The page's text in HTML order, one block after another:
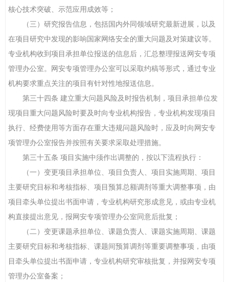
核心技术突破、示范应用成效等；
（三）研究报告信息，包括国内外同领域研究最新进展，以及
在项目研究中发现的影响国家网络安全的重大问题及对策建议等。
专业机构收到项目承担单位报送的信息后，汇总整理报送网安专项
管理办公室。网安专项管理办公室可以采取约稿等形式，通过专业
机构要求重点关注的项目有针对性地报送信息。
第三十四条 建立重大问题风险及时报告机制，项目承担单位发
现项目重大问题风险时要及时向专业机构报告，专业机构发现项目
执行、经费使用等方面存在重大违规问题风险时，应及时向网安专
项管理办公室报告并按照有关要求采取处理措施。
第三十五条 项目实施中须作出调整的，按以下流程执行：
（一）变更项目承担单位、项目负责人、项目实施周期、项目
主要研究目标和考核指标、项目预算总额调剂等重大调整事项，由
项目牵头单位提出书面申请，专业机构研究形成意见，或由专业机
构直接提出意见，报网安专项管理办公室同意后批复；
（二）变更课题承担单位、课题负责人、课题实施周期、课题
主要研究目标和考核指标、课题间预算调剂等重要调整事项，由项
目牵头单位提出书面申请，专业机构研究审核批复，并报网安专项
管理办公室备案；